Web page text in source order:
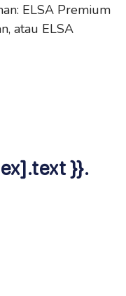
ELSA Premium
atau ELSA
}}.